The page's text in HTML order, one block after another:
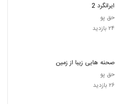
ایرانگرد 2
حق پو
۲۴ بازدید
صحنه هایی زیبا از زمین
حق پو
۲۶ بازدید